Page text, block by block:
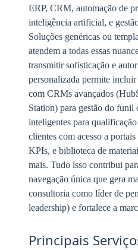
ERP, CRM, automação de
inteligência artificial, e
Soluções genéricas ou
atendem a todas essas
transmitir sofisticação e
personalizada permite
com CRMs avançados
Station) para gestão do funil
inteligentes para
clientes com acesso a
KPIs, e biblioteca de
mais. Tudo isso contribui
navegação única que gera
consultoria como líder de
leadership) e fortalece a
Principais